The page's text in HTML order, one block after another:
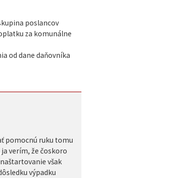
poslancov
za komunálne
od dane daňovníka
pomocnú ruku tomu
verím, že čoskoro
však
výpadku